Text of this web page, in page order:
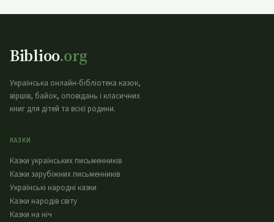
Biblioo.org
Українська онлайн-бібліотека казок,
віршів, байок, оповідань і класичних
книг для дітей та всієї родини.
КАЗКИ
Казки українських письменників
Казки зарубіжних письменників
Українські народні казки
Казки народів світу
Казки на ніч